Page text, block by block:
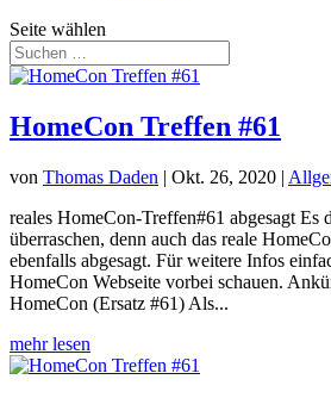
Seite wählen
HomeCon Treffen #61
von Thomas Daden | Okt. 26, 2020 |
reales HomeCon-Treffen#61 abgesagt Es
überraschen, denn auch das reale
ebenfalls abgesagt. Für weitere Infos
HomeCon Webseite vorbei schauen.
HomeCon (Ersatz #61) Als...
mehr lesen